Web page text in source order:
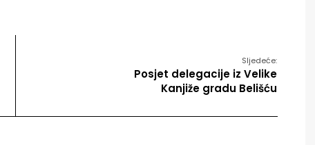
Sljedeće:
Posjet delegacije iz Velike
Kanjiže gradu Belišću